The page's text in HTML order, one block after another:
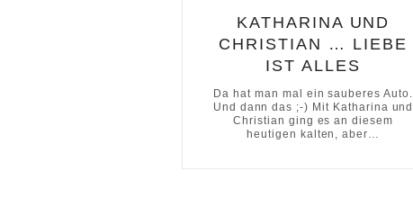
KATHARINA UND
CHRISTIAN … LIEBE
IST ALLES
Da hat man mal ein sauberes Auto.
Und dann das ;-) Mit Katharina und
Christian ging es an diesem
heutigen kalten, aber…